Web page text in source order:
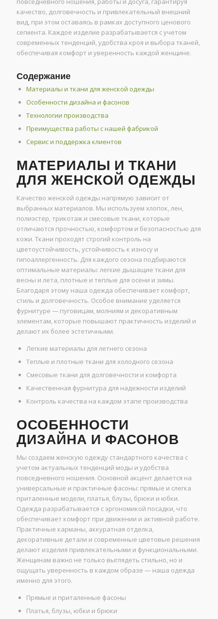
качество, долговечность и привлекательный внешний
вид, при этом оставаясь в рамках доступного ценового
сегмента. Каждое изделие разрабатывается с учетом
современных тенденций, удобства кроя и выбора тканей,
обеспечивая комфорт и уверенность каждой женщине.
Содержание
Материалы и ткани для женской одежды
Особенности дизайна и фасонов
Технологии производства
Преимущества работы с нашей фабрикой
Сервис и поддержка клиентов
МАТЕРИАЛЫ И ТКАНИ
ДЛЯ ЖЕНСКОЙ ОДЕЖДЫ
Качество женской одежды напрямую зависит от
выбранных материалов. Мы используем хлопок, лен,
полиэстер, трикотаж и смесовые ткани, которые
отличаются прочностью, комфортом и безопасностью для
кожи. Ткани проходят строгий контроль на
цветоустойчивость, устойчивость к износу и
гипоаллергенность. Для каждого сезона подбираются
оптимальные материалы: легкие дышащие ткани для
весны и лета, плотные и теплые для осени и зимы.
Благодаря этому наша одежда обеспечивает комфорт,
стиль и долговечность. Особое внимание уделяется
фурнитуре — пуговицам, молниям и декоративным
элементам, которые повышают практичность изделий и
делают их более эстетичными.
Легкие материалы для летнего сезона
Теплые и плотные ткани для холодного сезона
Смесовые ткани для долговечности и комфорта
Качественная фурнитура для надежности изделий
Контроль качества на каждом этапе производства
ОСОБЕННОСТИ
ДИЗАЙНА И ФАСОНОВ
Мы создаем женскую одежду стандартного качества с
учетом актуальных тенденций моды и удобства
повседневного ношения. Основной акцент делается на
универсальные и практичные фасоны: прямые и слегка
приталенные модели, платья, блузы, брюки и юбки.
Одежда разрабатывается с эргономикой посадки, что
обеспечивает комфорт при движении и активной работе.
Практичные карманы, аккуратная отделка,
декоративные детали и современные цветовые решения
делают изделия привлекательными и функциональными.
Женщинам важно не только выглядеть стильно, но и
ощущать уверенность в каждом образе — наша одежда
именно для этого.
Прямые и приталенные фасоны
Платья, блузы, юбки и брюки